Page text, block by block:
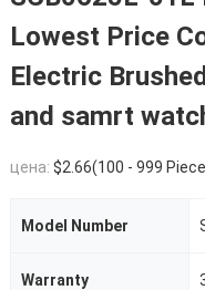
Lowest Price
Electric
and samrt
цена: $2.66(100 - 999 Pieces) $2.58(1000 - 9999 Pieces)
Model Number
Warranty